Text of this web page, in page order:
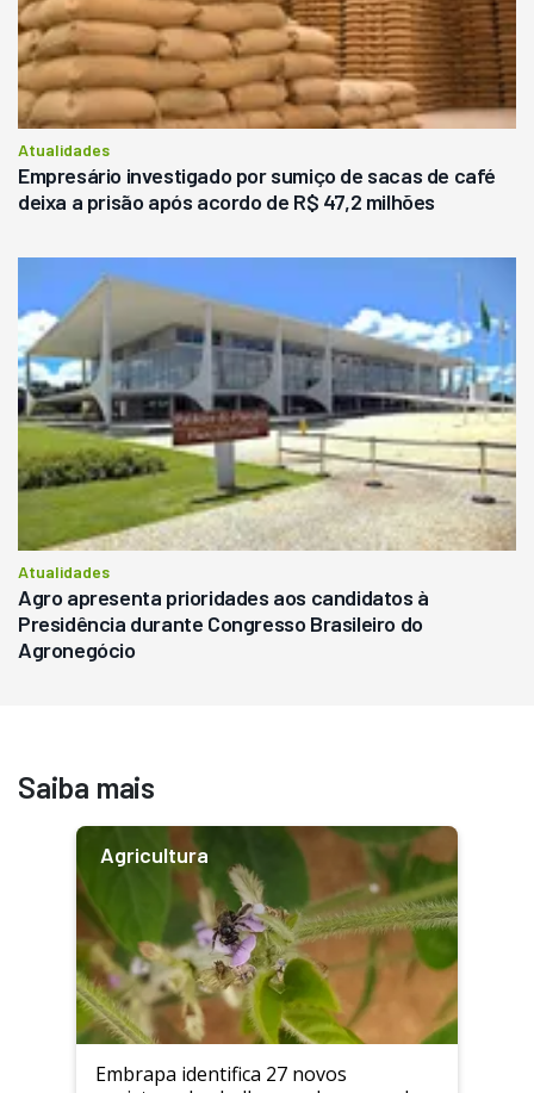
Atualidades
Empresário investigado por sumiço de sacas de café
deixa a prisão após acordo de R$ 47,2 milhões
Atualidades
Agro apresenta prioridades aos candidatos à
Presidência durante Congresso Brasileiro do
Agronegócio
Saiba mais
Agricultura
Embrapa identifica 27 novos